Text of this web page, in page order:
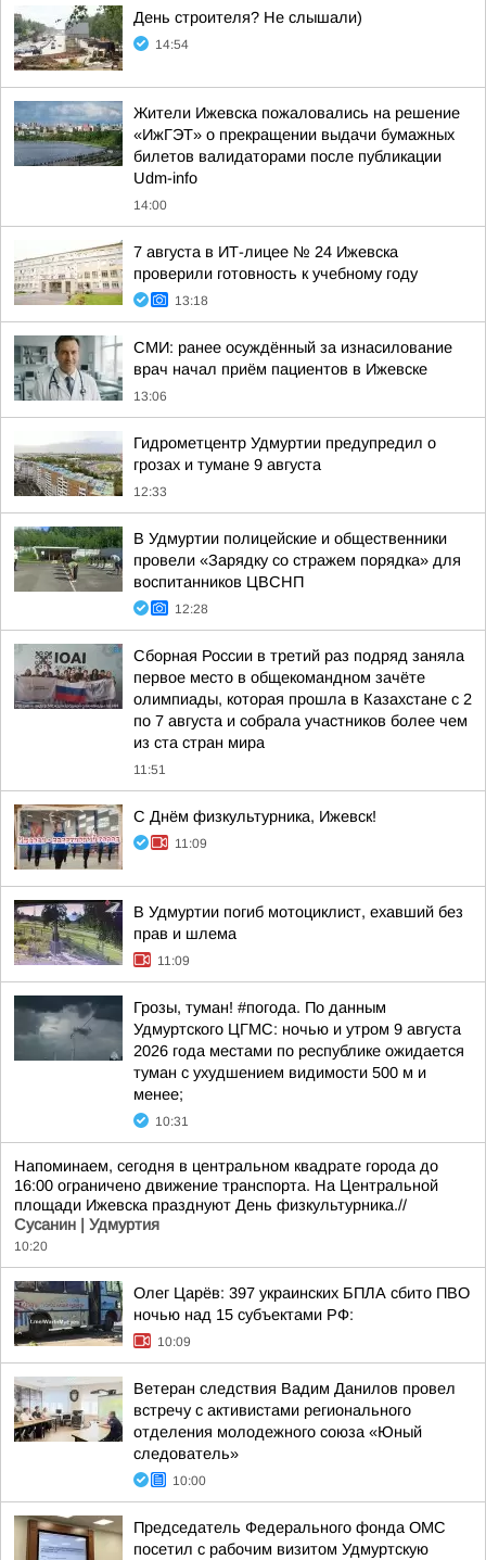
День строителя? Не слышали)
14:54
Жители Ижевска пожаловались на решение
«ИжГЭТ» о прекращении выдачи бумажных
билетов валидаторами после публикации
Udm-info
14:00
7 августа в ИТ-лицее № 24 Ижевска
проверили готовность к учебному году
13:18
СМИ: ранее осуждённый за изнасилование
врач начал приём пациентов в Ижевске
13:06
Гидрометцентр Удмуртии предупредил о
грозах и тумане 9 августа
12:33
В Удмуртии полицейские и общественники
провели «Зарядку со стражем порядка» для
воспитанников ЦВСНП
12:28
Сборная России в третий раз подряд заняла
первое место в общекомандном зачёте
олимпиады, которая прошла в Казахстане с 2
по 7 августа и собрала участников более чем
из ста стран мира
11:51
С Днём физкультурника, Ижевск!
11:09
В Удмуртии погиб мотоциклист, ехавший без
прав и шлема
11:09
Грозы, туман! #погода. По данным
Удмуртского ЦГМС: ночью и утром 9 августа
2026 года местами по республике ожидается
туман с ухудшением видимости 500 м и
менее;
10:31
Напоминаем, сегодня в центральном квадрате города до
16:00 ограничено движение транспорта. На Центральной
площади Ижевска празднуют День физкультурника.//
Сусанин | Удмуртия
10:20
Олег Царёв: 397 украинских БПЛА сбито ПВО
ночью над 15 субъектами РФ:
10:09
Ветеран следствия Вадим Данилов провел
встречу с активистами регионального
отделения молодежного союза «Юный
следователь»
10:00
Председатель Федерального фонда ОМС
посетил с рабочим визитом Удмуртскую